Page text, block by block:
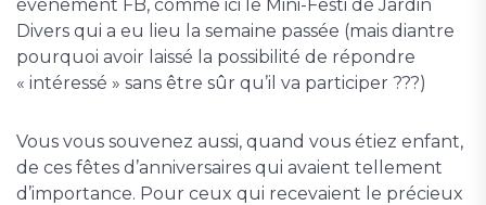
événement FB, comme ici le Mini-Festi de Jardin
Divers qui a eu lieu la semaine passée (mais diantre
pourquoi avoir laissé la possibilité de répondre
« intéressé » sans être sûr qu’il va participer ???)
Vous vous souvenez aussi, quand vous étiez enfant,
de ces fêtes d’anniversaires qui avaient tellement
d’importance. Pour ceux qui recevaient le précieux